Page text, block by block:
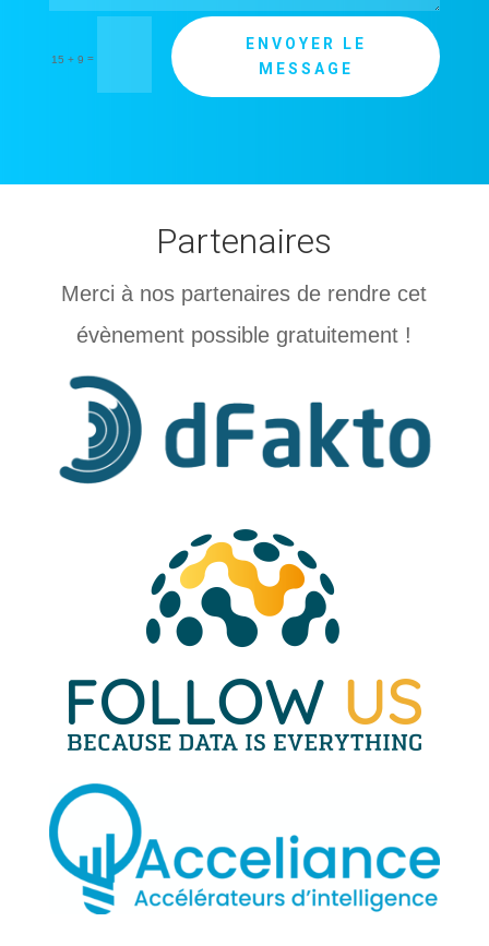
15 + 9 =
ENVOYER LE
MESSAGE
Partenaires
Merci à nos partenaires de rendre cet
évènement possible gratuitement !